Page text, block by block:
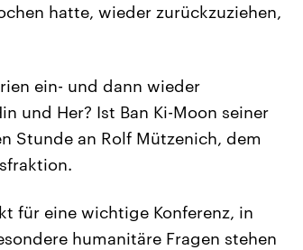
hatte, wieder zurückzuziehen,
ein- und dann wieder
und Her? Ist Ban Ki-Moon seiner
Stunde an Rolf Mützenich, dem
für eine wichtige Konferenz, in
humanitäre Fragen stehen